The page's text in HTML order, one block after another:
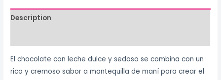
Description
El chocolate con leche dulce y sedoso se combina con un
rico y cremoso sabor a mantequilla de maní para crear el